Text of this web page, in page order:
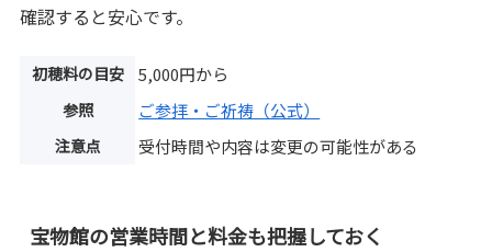
確認すると安心です。
初穂料の目安 5,000円から
参照 ご参拝・ご祈祷（公式）
注意点 受付時間や内容は変更の可能性がある
宝物館の営業時間と料金も把握しておく